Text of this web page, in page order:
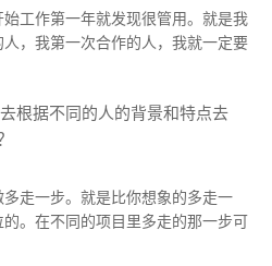
工作第一年就发现很管用。就是我
，我第一次合作的人，我就一定要
根据不同的人的背景和特点去
走一步。就是比你想象的多走一
。在不同的项目里多走的那一步可